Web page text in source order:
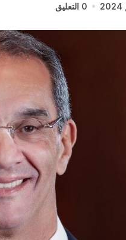
0 التعليق